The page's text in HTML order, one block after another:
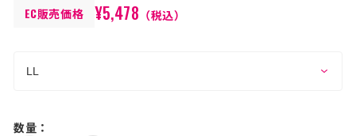
EC販売価格 ¥5,478 （税込）
数量：